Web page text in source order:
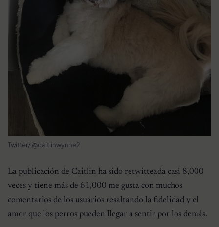
Twitter/ @caitlinwynne2
La publicación de Caitlin ha sido retwitteada casi 8,000
veces y tiene más de 61,000 me gusta con muchos
comentarios de los usuarios resaltando la fidelidad y el
amor que los perros pueden llegar a sentir por los demás.